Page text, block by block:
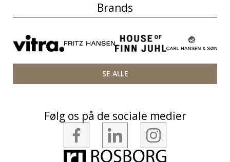
Brands
SE ALLE
Følg os på de sociale medier